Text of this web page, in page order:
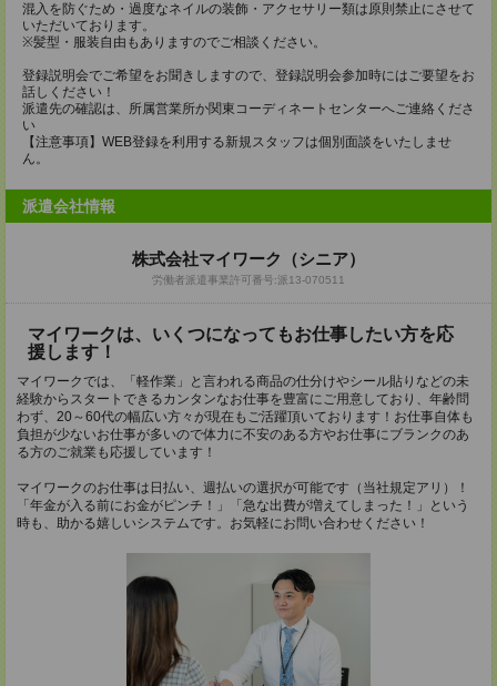
混入を防ぐため・過度なネイルの装飾・アクセサリー類は原則禁止にさせて
いただいております。
※髪型・服装自由もありますのでご相談ください。
登録説明会でご希望をお聞きしますので、登録説明会参加時にはご要望をお
話しください！
派遣先の確認は、所属営業所か関東コーディネートセンターへご連絡くださ
い
【注意事項】WEB登録を利用する新規スタッフは個別面談をいたしませ
ん。
派遣会社情報
株式会社マイワーク（シニア）
労働者派遣事業許可番号:派13-070511
マイワークは、いくつになってもお仕事したい方を応
援します！
マイワークでは、「軽作業」と言われる商品の仕分けやシール貼りなどの未
経験からスタートできるカンタンなお仕事を豊富にご用意しており、年齢問
わず、20～60代の幅広い方々が現在もご活躍頂いております！お仕事自体も
負担が少ないお仕事が多いので体力に不安のある方やお仕事にブランクのあ
る方のご就業も応援しています！
マイワークのお仕事は日払い、週払いの選択が可能です（当社規定アリ）！
「年金が入る前にお金がピンチ！」「急な出費が増えてしまった！」という
時も、助かる嬉しいシステムです。お気軽にお問い合わせください！